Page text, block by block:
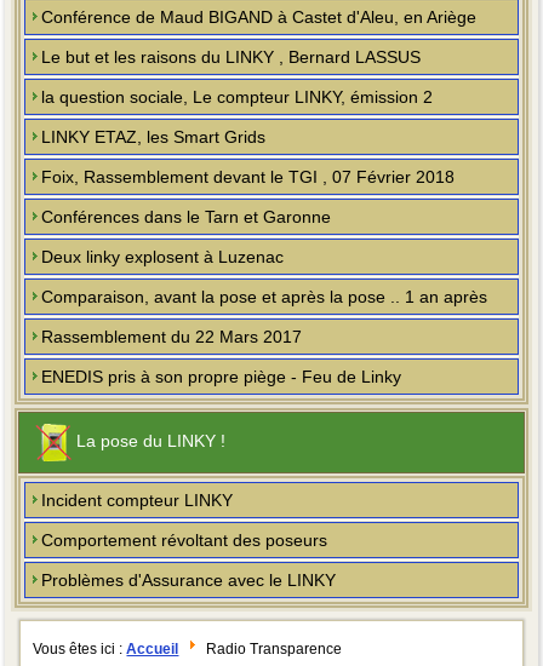
Conférence de Maud BIGAND à Castet d'Aleu, en Ariège
Le but et les raisons du LINKY , Bernard LASSUS
la question sociale, Le compteur LINKY, émission 2
LINKY ETAZ, les Smart Grids
Foix, Rassemblement devant le TGI , 07 Février 2018
Conférences dans le Tarn et Garonne
Deux linky explosent à Luzenac
Comparaison, avant la pose et après la pose .. 1 an après
Rassemblement du 22 Mars 2017
ENEDIS pris à son propre piège - Feu de Linky
La pose du LINKY !
Incident compteur LINKY
Comportement révoltant des poseurs
Problèmes d'Assurance avec le LINKY
Vous êtes ici :Accueil Radio Transparence